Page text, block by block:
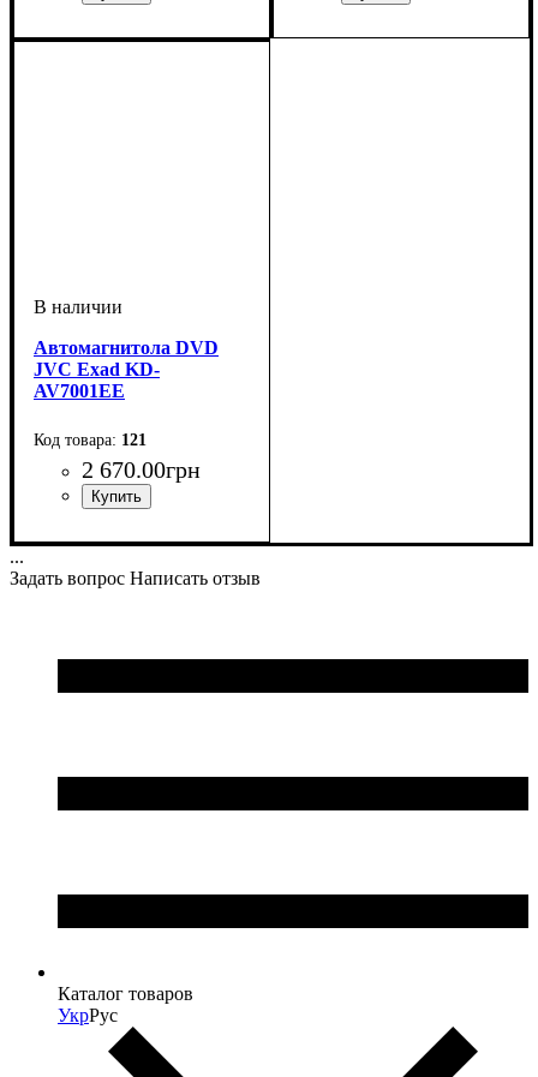
Автомагнитола DVD
JVC Exad KD-
AV7001EE
121
2 670.00грн
...
Задать вопрос Написать отзыв
Каталог товаров
УкрРус